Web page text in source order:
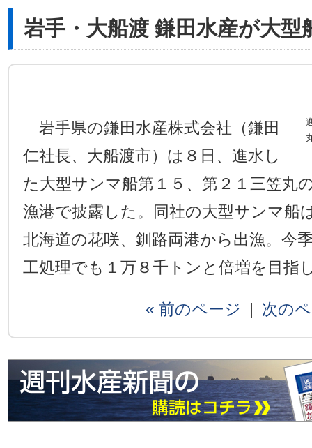
岩手・大船渡 鎌田水産が大型
岩手県の鎌田水産株式会社（鎌田
仁社長、大船渡市）は８日、進水し
た大型サンマ船第１５、第２１三笠丸
漁港で披露した。同社の大型サンマ船
北海道の花咲、釧路両港から出漁。今
工処理でも１万８千トンと倍増を目指
« 前のページ | 次の